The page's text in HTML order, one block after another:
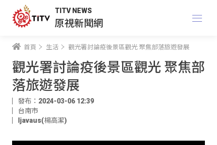
TITV NEWS
原視新聞網
首頁 生活 觀光署討論疫後景區觀光 聚焦部落旅遊發展
觀光署討論疫後景區觀光 聚焦部
落旅遊發展
發布：2024-03-06 12:39
台南市
ljavaus(楊高潔)